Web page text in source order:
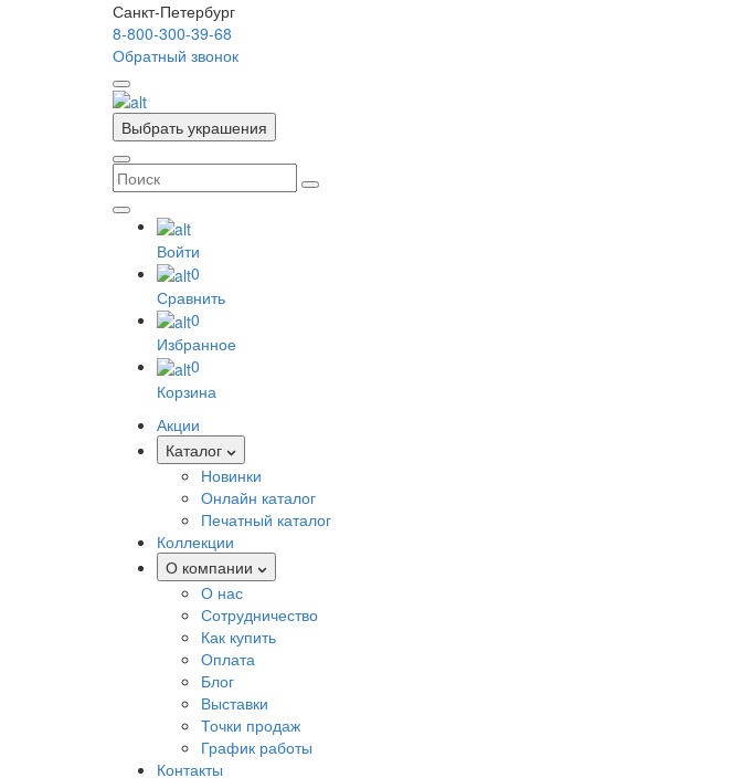
Санкт-Петербург
8-800-300-39-68
Обратный звонок
Выбрать украшения
Войти
0
Сравнить
0
Избранное
0
Корзина
Акции
Каталог
Новинки
Онлайн каталог
Печатный каталог
Коллекции
О компании
О нас
Сотрудничество
Как купить
Оплата
Блог
Выставки
Точки продаж
График работы
Контакты